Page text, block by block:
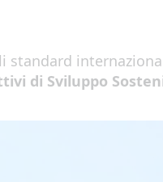
standard
di Sviluppo